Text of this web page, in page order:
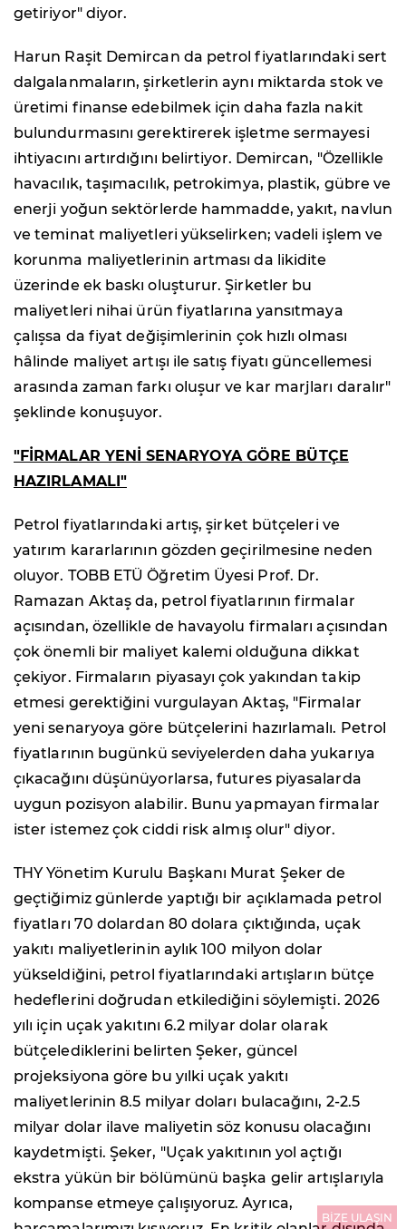
getiriyor" diyor.
Harun Raşit Demircan da petrol fiyatlarındaki sert
dalgalanmaların, şirketlerin aynı miktarda stok ve
üretimi finanse edebilmek için daha fazla nakit
bulundurmasını gerektirerek işletme sermayesi
ihtiyacını artırdığını belirtiyor. Demircan, "Özellikle
havacılık, taşımacılık, petrokimya, plastik, gübre ve
enerji yoğun sektörlerde hammadde, yakıt, navlun
ve teminat maliyetleri yükselirken; vadeli işlem ve
korunma maliyetlerinin artması da likidite
üzerinde ek baskı oluşturur. Şirketler bu
maliyetleri nihai ürün fiyatlarına yansıtmaya
çalışsa da fiyat değişimlerinin çok hızlı olması
hâlinde maliyet artışı ile satış fiyatı güncellemesi
arasında zaman farkı oluşur ve kar marjları daralır"
şeklinde konuşuyor.
"FİRMALAR YENİ SENARYOYA GÖRE BÜTÇE
HAZIRLAMALI"
Petrol fiyatlarındaki artış, şirket bütçeleri ve
yatırım kararlarının gözden geçirilmesine neden
oluyor. TOBB ETÜ Öğretim Üyesi Prof. Dr.
Ramazan Aktaş da, petrol fiyatlarının firmalar
açısından, özellikle de havayolu firmaları açısından
çok önemli bir maliyet kalemi olduğuna dikkat
çekiyor. Firmaların piyasayı çok yakından takip
etmesi gerektiğini vurgulayan Aktaş, "Firmalar
yeni senaryoya göre bütçelerini hazırlamalı. Petrol
fiyatlarının bugünkü seviyelerden daha yukarıya
çıkacağını düşünüyorlarsa, futures piyasalarda
uygun pozisyon alabilir. Bunu yapmayan firmalar
ister istemez çok ciddi risk almış olur" diyor.
THY Yönetim Kurulu Başkanı Murat Şeker de
geçtiğimiz günlerde yaptığı bir açıklamada petrol
fiyatları 70 dolardan 80 dolara çıktığında, uçak
yakıtı maliyetlerinin aylık 100 milyon dolar
yükseldiğini, petrol fiyatlarındaki artışların bütçe
hedeflerini doğrudan etkilediğini söylemişti. 2026
yılı için uçak yakıtını 6.2 milyar dolar olarak
bütçelediklerini belirten Şeker, güncel
projeksiyona göre bu yılki uçak yakıtı
maliyetlerinin 8.5 milyar doları bulacağını, 2-2.5
milyar dolar ilave maliyetin söz konusu olacağını
kaydetmişti. Şeker, "Uçak yakıtının yol açtığı
ekstra yükün bir bölümünü başka gelir artışlarıyla
kompanse etmeye çalışıyoruz. Ayrıca,
BİZE ULAŞIN